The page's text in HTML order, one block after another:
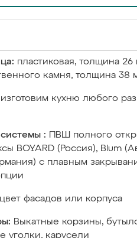
пластиковая, толщина
камня, толщина 38
изготовим кухню любого
:
ПВШ полного
BOYARD (Россия), Blum
с плавным
фасадов или корпуса
Выкатные корзины,
уголки, карусели